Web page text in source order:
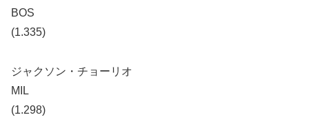
BOS
(1.335)
ジャクソン・チョーリオ
MIL
(1.298)